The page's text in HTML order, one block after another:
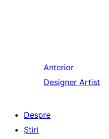
Anterior
Designer Artist
Despre
Știri